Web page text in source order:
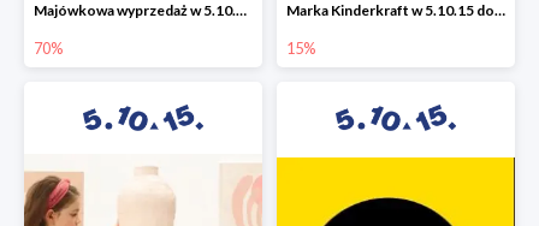
Majówkowa wyprzedaż w 5.10.15 do -70%
70%
Marka Kinderkraft w 5.10.15 do -15%
15%